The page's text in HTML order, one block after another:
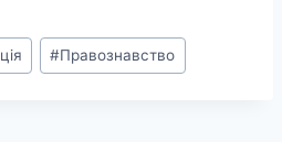
#Правознавство